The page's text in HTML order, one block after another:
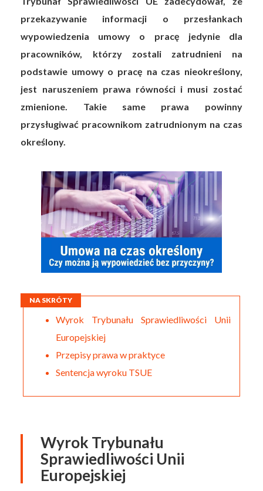
przekazywanie informacji o przesłankach
wypowiedzenia umowy o pracę jedynie dla
pracowników, którzy zostali zatrudnieni na
podstawie umowy o pracę na czas nieokreślony,
jest naruszeniem prawa równości i musi zostać
zmienione. Takie same prawa powinny
przysługiwać pracownikom zatrudnionym na czas
określony.
NA SKRÓTY
Wyrok Trybunału Sprawiedliwości Unii
Europejskiej
Przepisy prawa w praktyce
Sentencja wyroku TSUE
Wyrok Trybunału
Sprawiedliwości Unii
Europejskiej